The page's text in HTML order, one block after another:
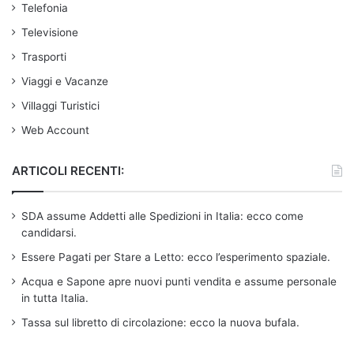
Telefonia
Televisione
Trasporti
Viaggi e Vacanze
Villaggi Turistici
Web Account
ARTICOLI RECENTI:
SDA assume Addetti alle Spedizioni in Italia: ecco come
candidarsi.
Essere Pagati per Stare a Letto: ecco l’esperimento spaziale.
Acqua e Sapone apre nuovi punti vendita e assume personale
in tutta Italia.
Tassa sul libretto di circolazione: ecco la nuova bufala.